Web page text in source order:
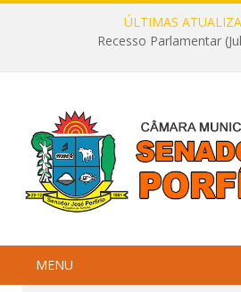
ÚLTIMAS
Recesso Parlamentar
MENU